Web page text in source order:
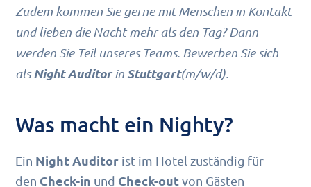
Zudem kommen Sie gerne mit Menschen in Kontakt
und lieben die Nacht mehr als den Tag? Dann
werden Sie Teil unseres Teams. Bewerben Sie sich
alsNight Auditorin Stuttgart(m/w/d).
Was macht ein Nighty?
Ein Night Auditor ist im Hotel zuständig für
den Check-in und Check-outvon Gästen